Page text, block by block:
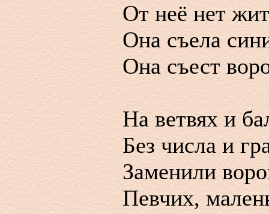
От неё нет
Она съела
Она съест
На ветвях и
Без числа и
Заменили
Певчих,